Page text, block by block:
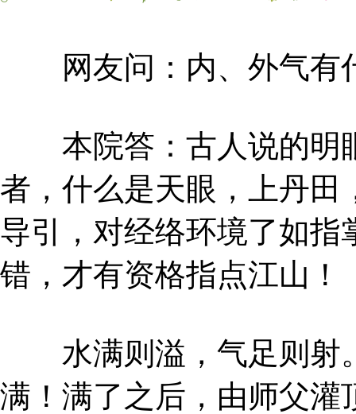
网友问：内、外气有
本院答：古人说的明
者，什么是天眼，上丹田
导引，对经络环境了如指
错，才有资格指点江山！
水满则溢，气足则射
满！满了之后，由师父灌